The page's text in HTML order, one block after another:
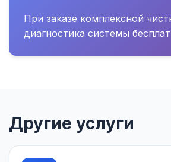
При заказе комплексной
диагностика системы
Другие услуги